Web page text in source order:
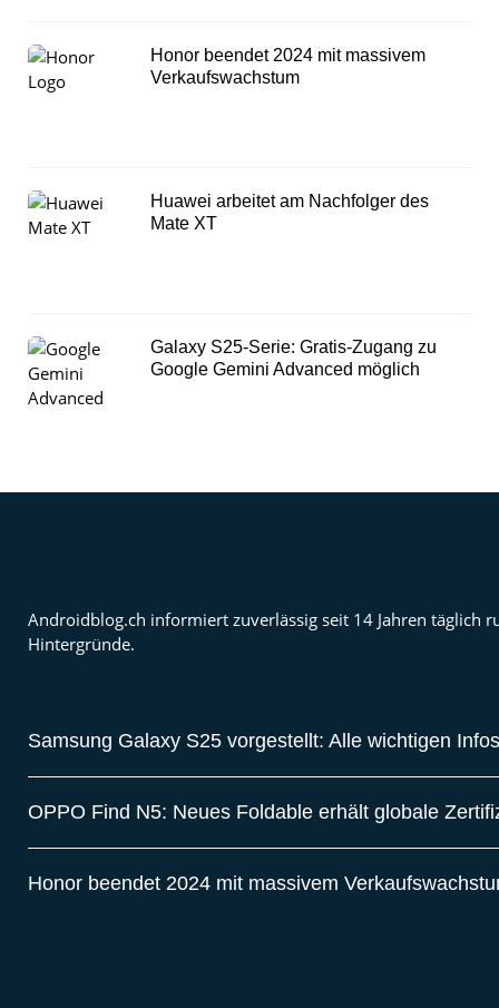
Honor beendet 2024 mit massivem
Verkaufswachstum
Huawei arbeitet am Nachfolger des
Mate XT
Galaxy S25-Serie: Gratis-Zugang zu
Google Gemini Advanced möglich
Androidblog.ch informiert zuverlässig seit 14 Jahren täglich
Hintergründe.
Samsung Galaxy S25 vorgestellt: Alle wichtigen Infos
OPPO Find N5: Neues Foldable erhält globale
Honor beendet 2024 mit massivem